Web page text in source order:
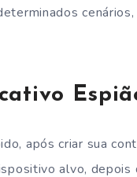
após criar sua
alvo, depois